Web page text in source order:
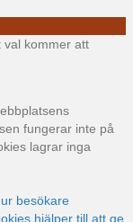
val kommer att
fungerar inte på
lagrar inga
besökare
hjälper till att ge